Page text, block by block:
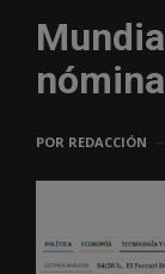
POR REDACCIÓN